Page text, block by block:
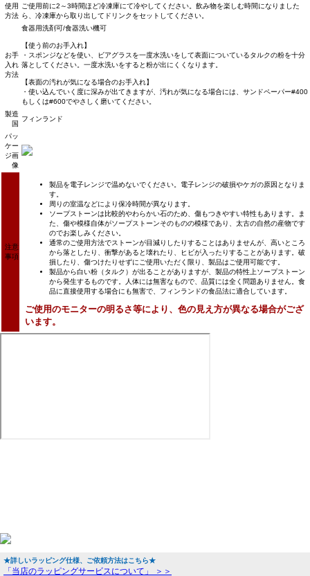
使用
方法
ご使用前に2～3時間ほど冷凍庫にて冷やしてください。飲み物を楽しむ時間になりました
ら、冷凍庫から取り出してドリンクをセットしてください。
お手
入れ
方法
食器用洗剤可/食器洗い機可
【使う前のお手入れ】
・スポンジなどを使い、ビアグラスを一度水洗いをして表面についているタルクの粉を十分
落としてください。一度水洗いをすると粉が出にくくなります。
【表面の汚れが気になる場合のお手入れ】
・使い込んでいく度に深みが出てきますが、汚れが気になる場合には、サンドペーパー#400
もしくは#600でやさしく磨いてください。
製造
国
フィンランド
パッ
ケー
ジ画
像
注意
事項
製品を電子レンジで温めないでください。電子レンジの破損やケガの原因となりま
す。
周りの室温などにより保冷時間が異なります。
ソープストーンは比較的やわらかい石のため、傷もつきやすい特性もあります。ま
た、傷や模様自体がソープストーンそのものの模様であり、太古の自然の産物です
のでお楽しみください。
通常のご使用方法でストーンが目減りしたりすることはありませんが、高いところ
から落としたり、衝撃があると壊れたり、ヒビが入ったりすることがあります。破
損したり、傷つけたりせずにご使用いただく限り、製品はご使用可能です。
製品から白い粉（タルク）が出ることがありますが、製品の特性上ソープストーン
から発生するものです。人体には無害なもので、品質には全く問題ありません。食
品に直接使用する場合にも無害で、フィンランドの食品法に適合しています。
ご使用のモニターの明るさ等により、色の見え方が異なる場合がござ
います。
★詳しいラッピング仕様、ご依頼方法はこちら★
「当店のラッピングサービスについて」 ＞＞